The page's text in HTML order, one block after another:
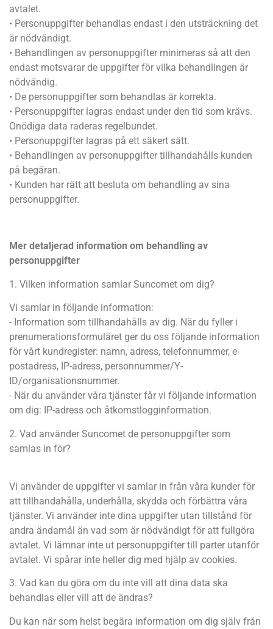
avtalet.
• Personuppgifter behandlas endast i den utsträckning det
är nödvändigt.
• Behandlingen av personuppgifter minimeras så att den
endast motsvarar de uppgifter för vilka behandlingen är
nödvändig.
• De personuppgifter som behandlas är korrekta.
• Personuppgifter lagras endast under den tid som krävs.
Onödiga data raderas regelbundet.
• Personuppgifter lagras på ett säkert sätt.
• Behandlingen av personuppgifter tillhandahålls kunden
på begäran.
• Kunden har rätt att besluta om behandling av sina
personuppgifter.
Mer detaljerad information om behandling av
personuppgifter
1. Vilken information samlar Suncomet om dig?
Vi samlar in följande information:
- Information som tillhandahålls av dig. När du fyller i
prenumerationsformuläret ger du oss följande information
för vårt kundregister: namn, adress, telefonnummer, e-
postadress, IP-adress, personnummer/Y-
ID/organisationsnummer.
- När du använder våra tjänster får vi följande information
om dig: IP-adress och åtkomstlogginformation.
2. Vad använder Suncomet de personuppgifter som
samlas in för?
Vi använder de uppgifter vi samlar in från våra kunder för
att tillhandahålla, underhålla, skydda och förbättra våra
tjänster. Vi använder inte dina uppgifter utan tillstånd för
andra ändamål än vad som är nödvändigt för att fullgöra
avtalet. Vi lämnar inte ut personuppgifter till parter utanför
avtalet. Vi spårar inte heller dig med hjälp av cookies.
3. Vad kan du göra om du inte vill att dina data ska
behandlas eller vill att de ändras?
Du kan när som helst begära information om dig själv från